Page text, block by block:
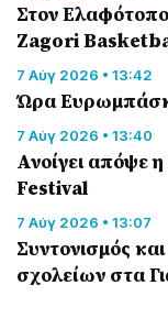
Στον
Zagori
7 Αύγ 2026 • 13:42
Ώρα
7 Αύγ 2026 • 13:40
Ανοίγει απόψε
Festival
7 Αύγ 2026 • 13:07
Συντονισμός
σχολείων στα